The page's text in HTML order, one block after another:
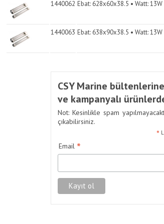
1440062 Ebat: 628x60x38.5 • Watt:
1440063 Ebat: 638x90x38.5 • Watt:
CSY Marine
ve kampanyalı
Not: Kesinlikle spam
çıkabilirsiniz.
*
Email *